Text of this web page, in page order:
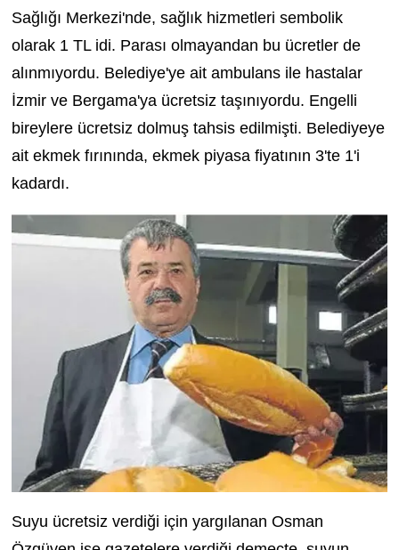
Sağlığı Merkezi'nde, sağlık hizmetleri sembolik
olarak 1 TL idi. Parası olmayandan bu ücretler de
alınmıyordu. Belediye'ye ait ambulans ile hastalar
İzmir ve Bergama'ya ücretsiz taşınıyordu. Engelli
bireylere ücretsiz dolmuş tahsis edilmişti. Belediyeye
ait ekmek fırınında, ekmek piyasa fiyatının 3'te 1'i
kadardı.
Suyu ücretsiz verdiği için yargılanan Osman